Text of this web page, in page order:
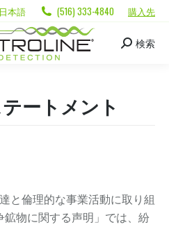
日本語 (516) 333-4840 購入先
検索
ートメント
と倫理的な事業活動に取り組
物に関する声明」では、紛